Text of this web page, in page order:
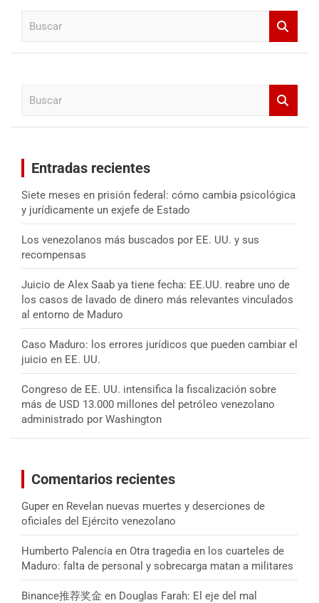
Entradas recientes
Siete meses en prisión federal: cómo cambia psicológica
y jurídicamente un exjefe de Estado
Los venezolanos más buscados por EE. UU. y sus
recompensas
Juicio de Alex Saab ya tiene fecha: EE.UU. reabre uno de
los casos de lavado de dinero más relevantes vinculados
al entorno de Maduro
Caso Maduro: los errores jurídicos que pueden cambiar el
juicio en EE. UU.
Congreso de EE. UU. intensifica la fiscalización sobre
más de USD 13.000 millones del petróleo venezolano
administrado por Washington
Comentarios recientes
Guper en Revelan nuevas muertes y deserciones de
oficiales del Ejército venezolano
Humberto Palencia en Otra tragedia en los cuarteles de
Maduro: falta de personal y sobrecarga matan a militares
Binance推荐奖金 en Douglas Farah: El eje del mal